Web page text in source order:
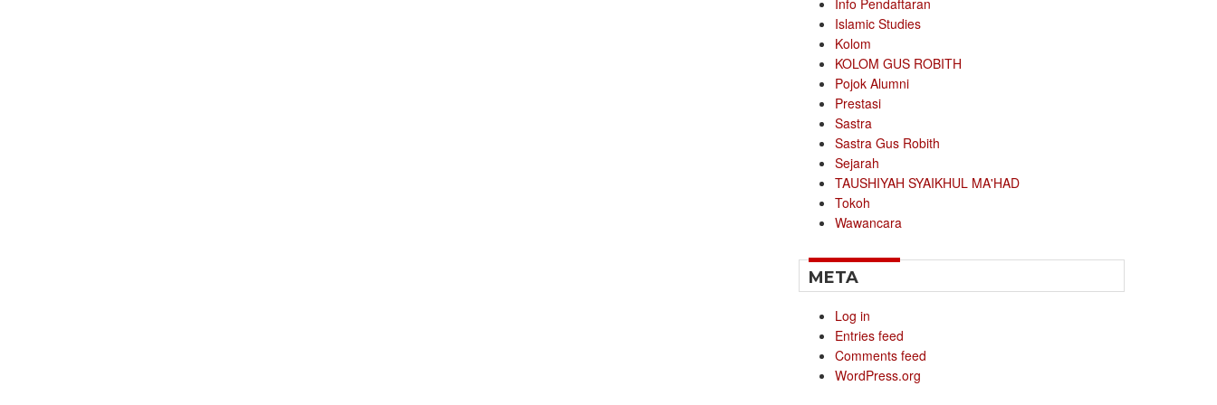
Info Pendaftaran
Islamic Studies
Kolom
KOLOM GUS ROBITH
Pojok Alumni
Prestasi
Sastra
Sastra Gus Robith
Sejarah
TAUSHIYAH SYAIKHUL MA'HAD
Tokoh
Wawancara
META
Log in
Entries feed
Comments feed
WordPress.org